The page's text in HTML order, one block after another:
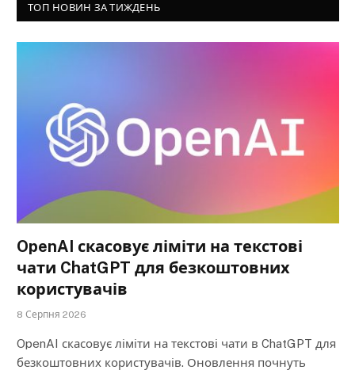
ТОП НОВИН ЗА ТИЖДЕНЬ
OpenAI скасовує ліміти на текстові
чати ChatGPT для безкоштовних
користувачів
8 Серпня 2026
OpenAI скасовує ліміти на текстові чати в ChatGPT для
безкоштовних користувачів. Оновлення почнуть